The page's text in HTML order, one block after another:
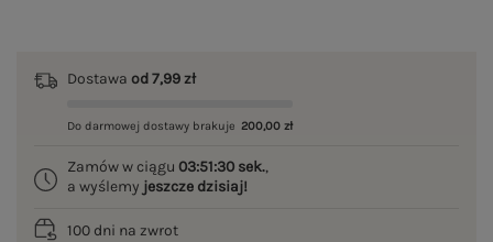
Dostawa od 7,99 zł
Do darmowej dostawy brakuje 200,00 zł
Zamów w ciągu 03:51:30 sek.,
a wyślemy jeszcze dzisiaj!
100 dni na zwrot